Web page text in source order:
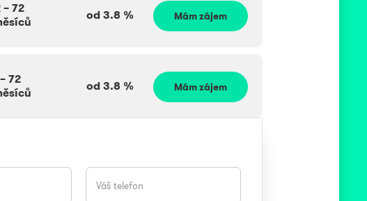
– 72
od 3.8 % Mám zájem
– 72
od 3.8 % Mám zájem